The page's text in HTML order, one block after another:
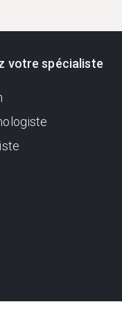
votre spécialiste